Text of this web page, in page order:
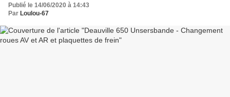
Publié le 14/06/2020 à 14:43
Par Loulou-67